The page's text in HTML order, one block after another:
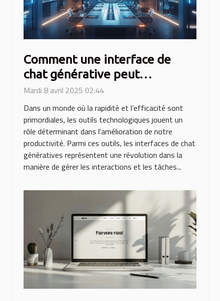
Comment une interface de
chat générative peut
transformer votre productivité
Mardi 8 avril 2025 02:44
Dans un monde où la rapidité et l’efficacité sont
primordiales, les outils technologiques jouent un
rôle déterminant dans l'amélioration de notre
productivité. Parmi ces outils, les interfaces de chat
génératives représentent une révolution dans la
manière de gérer les interactions et les tâches...